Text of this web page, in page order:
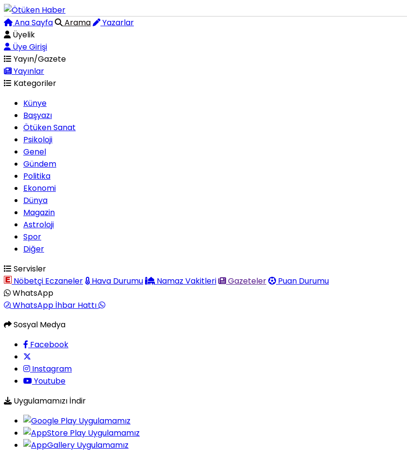
Ana Sayfa Arama
Yazarlar
Üyelik
Üye Girişi
Yayın/Gazete
Yayınlar
Kategoriler
Künye
Başyazı
Ötüken Sanat
Psikoloji
Genel
Gündem
Politika
Ekonomi
Dünya
Magazin
Astroloji
Spor
Diğer
Servisler
Nöbetçi Eczaneler
Hava Durumu Namaz Vakitleri Gazeteler
Puan Durumu
WhatsApp
WhatsApp İhbar Hattı
Sosyal Medya
Facebook
Instagram
Youtube
Uygulamamızı İndir